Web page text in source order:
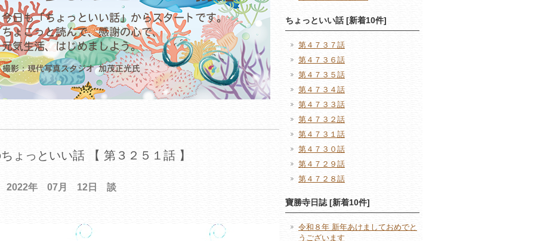
ょっといい話 【 第３２５１話 】
2022年 07月 12日 談
ちょっといい話 [新着10件]
第４７３７話
第４７３６話
第４７３５話
第４７３４話
第４７３３話
第４７３２話
第４７３１話
第４７３０話
第４７２９話
第４７２８話
寶勝寺日誌 [新着10件]
令和８年 新年あけましておめでと
うございます